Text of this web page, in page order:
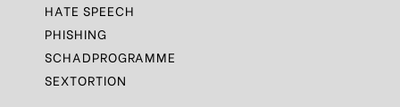
HATE SPEECH
PHISHING
SCHADPROGRAMME
SEXTORTION